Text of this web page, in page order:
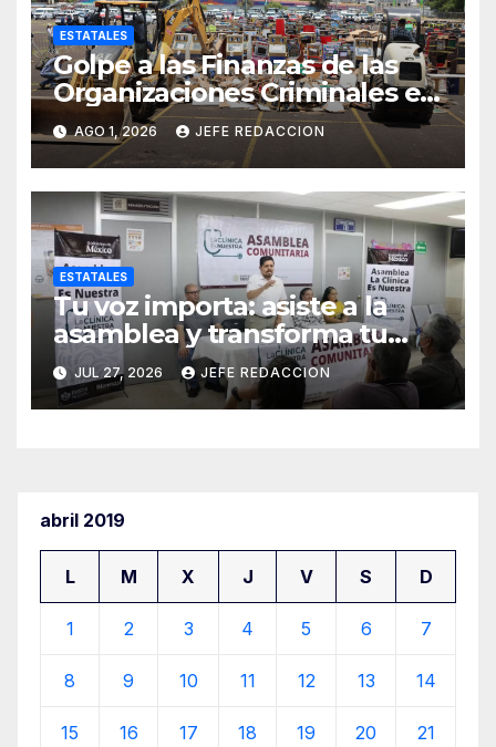
ESTATALES
Golpe a las Finanzas de las
Organizaciones Criminales en
Operativos
Interinstitucionales
AGO 1, 2026 JEFE REDACCION
ESTATALES
Tu voz importa: asiste a la
asamblea y transforma tu
clínica del IMSS-Bienestar
JUL 27, 2026 JEFE REDACCION
abril 2019
L M X J V S D
1 2 3 4 5 6 7
8 9 10 11 12 13 14
15 16 17 18 19 20 21